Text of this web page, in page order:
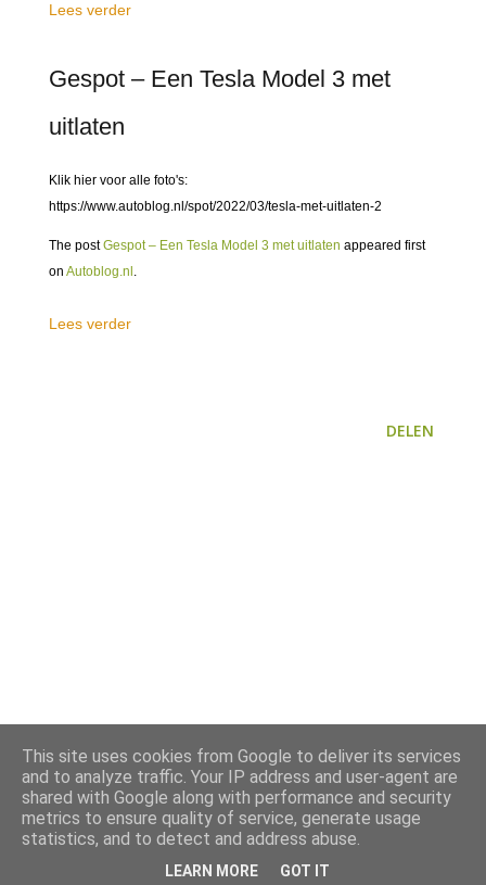
Lees verder
Gespot – Een Tesla Model 3 met
uitlaten
Klik hier voor alle foto's:
https://www.autoblog.nl/spot/2022/03/tesla-met-uitlaten-2
The postGespot – Een Tesla Model 3 met uitlaten appeared first
on Autoblog.nl .
Lees verder
DELEN
This site uses cookies from Google to deliver its services
and to analyze traffic. Your IP address and user-agent are
shared with Google along with performance and security
metrics to ensure quality of service, generate usage
statistics, and to detect and address abuse.
LEARN MORE GOT IT